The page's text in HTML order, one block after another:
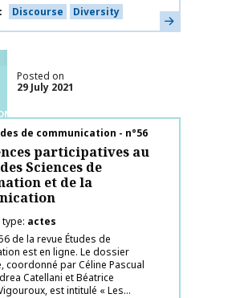
Discourse Diversity Learn more
Posted on
29 July 2021
de communication - n°56
participatives au
Sciences de
et de la
actes
de la revue Études de
est en ligne. Le dossier
coordonné par Céline Pascual
Catellani et Béatrice
est intitulé « Les...